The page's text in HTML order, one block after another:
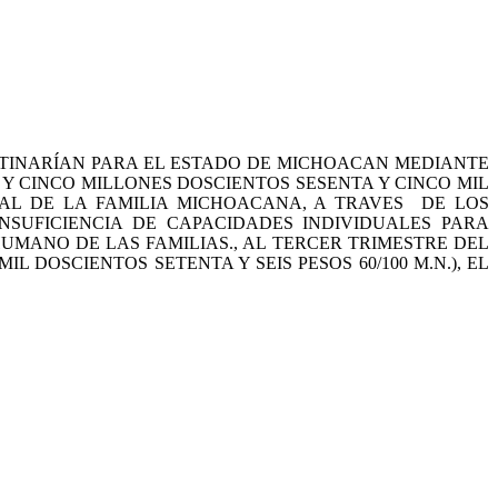
PARA EL ESTADO DE MICHOACAN MEDIANTE
CINCO MILLONES DOSCIENTOS SESENTA Y CINCO MIL
DE LA FAMILIA MICHOACANA, A TRAVES DE LOS
DE CAPACIDADES INDIVIDUALES PARA
DE LAS FAMILIAS., AL TERCER TRIMESTRE DEL
SETENTA Y SEIS PESOS 60/100 M.N.), EL